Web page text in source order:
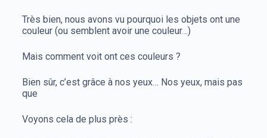
Très bien, nous avons vu pourquoi les objets ont une
couleur (ou semblent avoir une couleur…)
Mais comment voit ont ces couleurs ?
Bien sûr, c’est grâce à nos yeux… Nos yeux, mais pas
que
Voyons cela de plus près :